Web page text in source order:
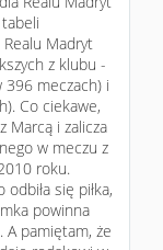
Madryt
z klubu -
meczach) i
Co ciekawe,
Marcą i zalicza
w meczu z
roku.
się piłka,
powinna
A pamiętam, że